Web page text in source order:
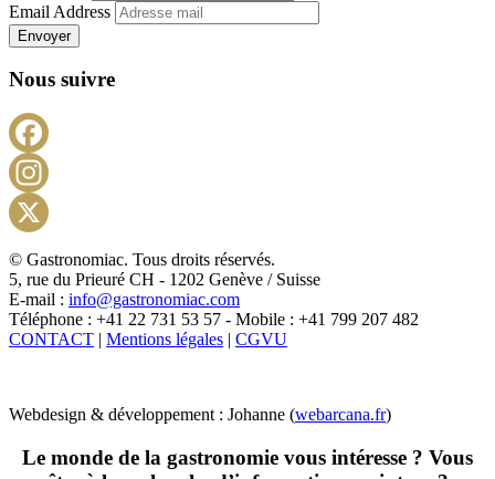
Email Address
Envoyer
Nous suivre
X
© Gastronomiac. Tous droits réservés.
5, rue du Prieuré CH - 1202 Genève / Suisse
E-mail : info@gastronomiac.com
Téléphone : +41 22 731 53 57 - Mobile : +41 799 207 482
CONTACT | Mentions légales | CGVU
Webdesign & développement : Johanne (webarcana.fr)
Le monde de la gastronomie vous intéresse ? Vous